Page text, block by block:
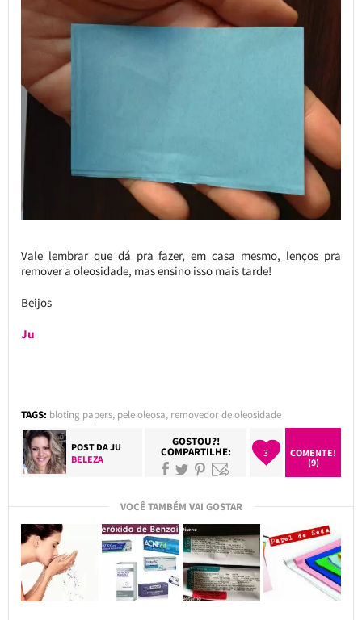
Vale lembrar que dá pra fazer, em casa mesmo, lenços pra
remover a oleosidade, mas ensino isso mais tarde!
Beijos
Ju
TAGS: bloting papers, pele oleosa, removedor de oleosidade
POST DAJU
BELEZA
GOSTOU?!
COMPARTILHE: 3
COMENTE!
(9)
VOCÊ TAMBÉM VAI GOSTAR